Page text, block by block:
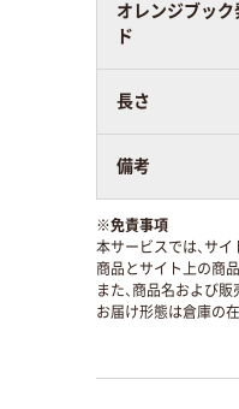
オレンジブック
ド
長さ
備考
※免責事項
本サービスでは、サイ
商品とサイト上の商
また、商品名および
お届け形態は倉庫の